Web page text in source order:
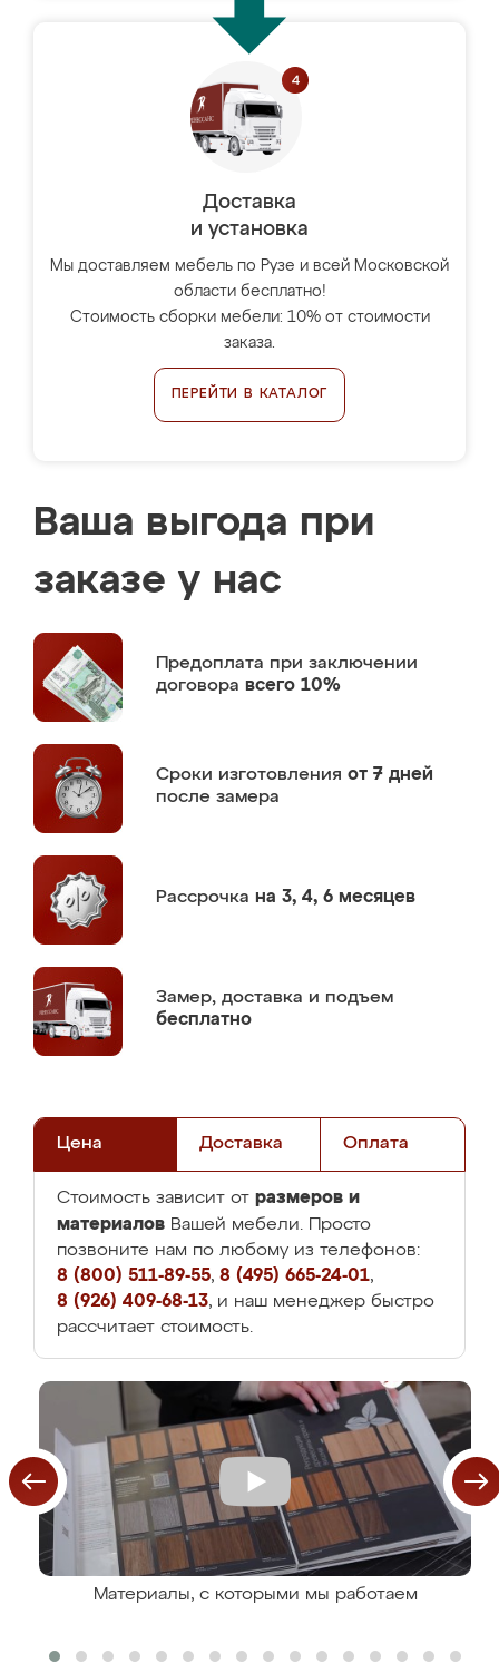
Доставка
и установка
Мы доставляем мебель по Рузе и всей Московской
области бесплатно!
Стоимость сборки мебели: 10% от стоимости
заказа.
ПЕРЕЙТИ В КАТАЛОГ
Ваша выгода при
заказе у нас
Предоплата при заключении
договора всего 10%
Сроки изготовления от 7 дней
после замера
Рассрочка на 3, 4, 6 месяцев
Замер, доставка и подъем
бесплатно
Цена Доставка Оплата
Стоимость зависит от размеров и
материалов Вашей мебели. Просто
позвоните нам по любому из телефонов:
8 (800) 511-89-55, 8 (495) 665-24-01,
8 (926) 409-68-13, и наш менеджер быстро
рассчитает стоимость.
Материалы, с которыми мы работаем